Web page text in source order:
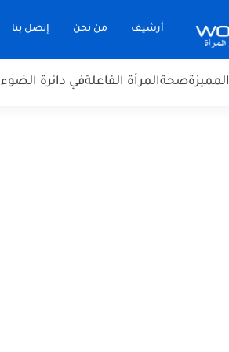
أرشيف من نحن إتصل بنا
المميزةصحةالمرأة الفاعلةفي دائرة الضوء